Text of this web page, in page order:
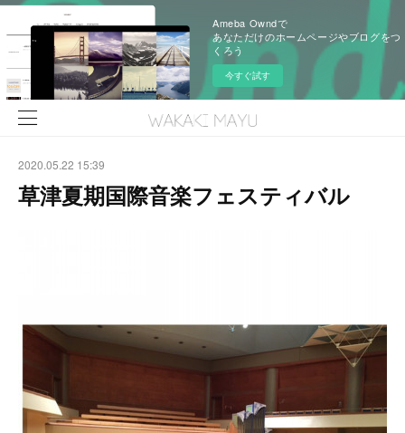
Ameba Owndで
あなただけのホームページやブログをつ
くろう
今すぐ試す
2020.05.22 15:39
草津夏期国際音楽フェスティバル